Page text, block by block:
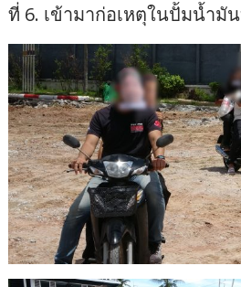
ที่ 6. เข้ามาก่อเหตุในปั้มน้ำมั